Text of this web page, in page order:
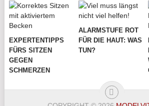
EXPERTENTIPPS
FÜRS SITZEN
GEGEN
SCHMERZEN
ALARMSTUFE ROT
FÜR DIE HAUT: WAS
TUN?